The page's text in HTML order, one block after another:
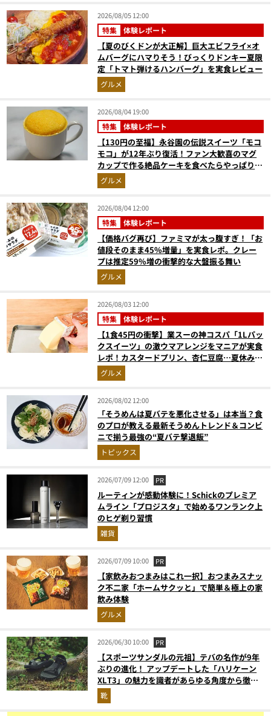
2026/08/05 12:00
特集 体験レポート
【夏のびくドンが大正解】巨大エビフライ×オ
ムバーグにハマりそう！びっくりドンキー夏限
定「トマト弾けるハンバーグ」を実食レビュー
グルメ
2026/08/04 19:00
特集 体験レポート
【130円の至福】永谷園の伝説スイーツ「モコ
モコ」が12年ぶり復活！ファン大歓喜のマグ
カップで作る絶品ケーキを食べたらやっぱり最
高にウマかった
グルメ
2026/08/04 12:00
特集 体験レポート
【価格バグ再び】ファミマが太っ腹すぎ！「お
値段そのまま45%増量」を実食レポ。クレー
プは推定59%増の衝撃的な大盤振る舞い
グルメ
2026/08/03 12:00
特集 体験レポート
【1食45円の衝撃】業スーの神コスパ「1Lパッ
クスイーツ」の激ウマアレンジをマニアが実食
レポ！カスタードプリン、杏仁豆腐…夏休みの
おやつに最強すぎた
グルメ
2026/08/02 12:00
「そうめんは夏バテを悪化させる」は本当？食
のプロが教える最新そうめんトレンド＆コンビ
ニで揃う最強の“夏バテ撃退飯”
トピックス
2026/07/09 12:00 PR
ルーティンが感動体験に！Schickのプレミア
ムライン「プロジスタ」で始めるワンランク上
のヒゲ剃り習慣
雑貨
2026/07/09 10:00 PR
【家飲みおつまみはこれ一択】おつまみスナッ
ク不二家「ホームサクッと」で簡単＆極上の家
飲み体験
グルメ
2026/06/30 10:00 PR
【スポーツサンダルの元祖】テバの名作が9年
ぶりの進化！ アップデートした「ハリケーン
XLT3」の魅力を識者があらゆる角度から徹底
解説！
靴